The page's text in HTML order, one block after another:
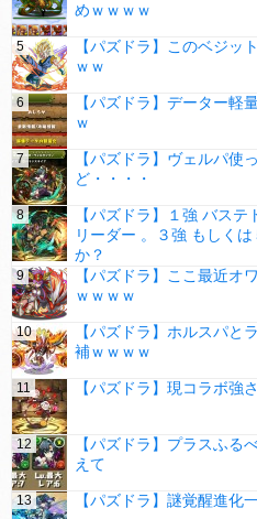
めｗｗｗｗ
【パズドラ】このベジッ
ｗｗ
【パズドラ】データー軽
ｗ
【パズドラ】ヴェルパ使
ど・・・・
【パズドラ】１強 バス
リーダー 。３強 もしく
か？
【パズドラ】ここ最近オ
ｗｗｗｗ
【パズドラ】ホルスパと
補ｗｗｗｗ
【パズドラ】現コラボ強
【パズドラ】プラスふる
えて
【パズドラ】謎覚醒進化